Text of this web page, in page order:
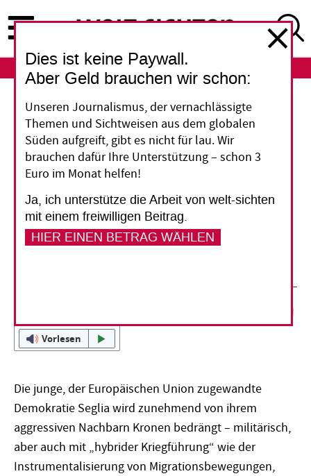
zum
Inhalt
ABO
Brüssel
Von Mali nach Niger?
Die Europäische Union plant neue
Militärmissionen in Westafrika. Auf diese Weise
will sie Russlands wachsendem Einfluss in der
Region begegnen. Ob das gelingt, hängt laut
Fachleuten nicht zuletzt von Frankreich ab.
Vorlesen
Die junge, der Europäischen Union zugewandte
Demokratie Seglia wird zunehmend von ihrem
aggressiven Nachbarn Kronen bedrängt – militärisch,
aber auch mit „hybrider Kriegführung“ wie der
Instrumentalisierung von Migrationsbewegungen,
Dies ist keine Paywall.
Aber Geld brauchen wir schon:
Unseren Journalismus, der vernachlässigte
Themen und Sichtweisen aus dem globalen
Süden aufgreift, gibt es nicht für lau. Wir
brauchen dafür Ihre Unterstützung – schon 3
Euro im Monat helfen!
Ja, ich unterstütze die Arbeit von welt-sichten
mit einem freiwilligen Beitrag.
HIER EINEN BETRAG WÄHLEN